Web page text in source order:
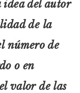
idea del autor
de la
número de
o en
valor de las